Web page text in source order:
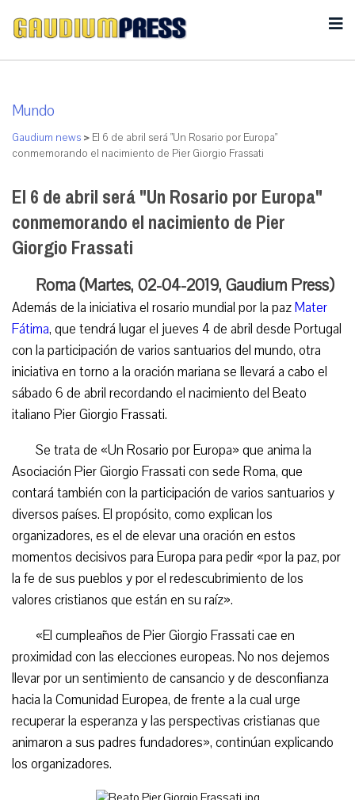
Mundo
Gaudium news > El 6 de abril será "Un Rosario por Europa"
conmemorando el nacimiento de Pier Giorgio Frassati
El 6 de abril será "Un Rosario por Europa"
conmemorando el nacimiento de Pier
Giorgio Frassati
Roma (Martes, 02-04-2019, Gaudium Press)
Además de la iniciativa el rosario mundial por la pazMater
Fátima, que tendrá lugar el jueves 4 de abril desde Portugal
con la participación de varios santuarios del mundo, otra
iniciativa en torno a la oración mariana se llevará a cabo el
sábado 6 de abril recordando el nacimiento del Beato
italiano Pier Giorgio Frassati.
Se trata de «Un Rosario por Europa» que anima la
Asociación Pier Giorgio Frassati con sede Roma, que
contará también con la participación de varios santuarios y
diversos países. El propósito, como explican los
organizadores, es el de elevar una oración en estos
momentos decisivos para Europa para pedir «por la paz, por
la fe de sus pueblos y por el redescubrimiento de los
valores cristianos que están en su raíz».
«El cumpleaños de Pier Giorgio Frassati cae en
proximidad con las elecciones europeas. No nos dejemos
llevar por un sentimiento de cansancio y de desconfianza
hacia la Comunidad Europea, de frente a la cual urge
recuperar la esperanza y las perspectivas cristianas que
animaron a sus padres fundadores», continúan explicando
los organizadores.